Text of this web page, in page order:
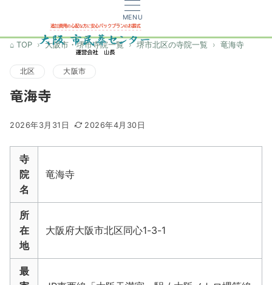
MENU
TOP 大阪市・堺市寺院一覧 堺市北区の寺院一覧 竜海寺
北区 大阪市
竜海寺
2026年3月31日 2026年4月30日
寺
院
名
竜海寺
所
在
地
大阪府大阪市北区同心1-3-1
最